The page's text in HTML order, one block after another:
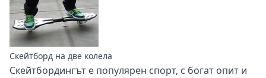
Скейтборд на две колела
Скейтбордингът е популярен спорт, с богат опит и